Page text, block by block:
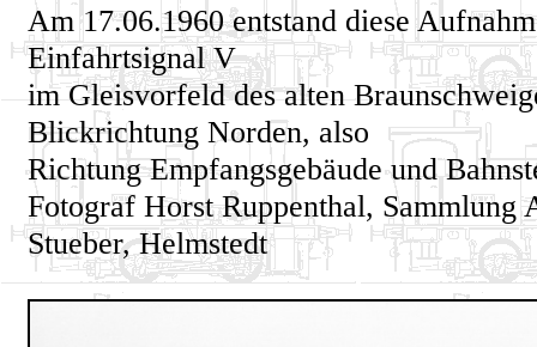
Am 17.06.1960 entstand diese
Einfahrtsignal V
im Gleisvorfeld des alten
Blickrichtung Norden, also
Richtung Empfangsgebäude und
Fotograf Horst Ruppenthal, Sammlung
Stueber, Helmstedt